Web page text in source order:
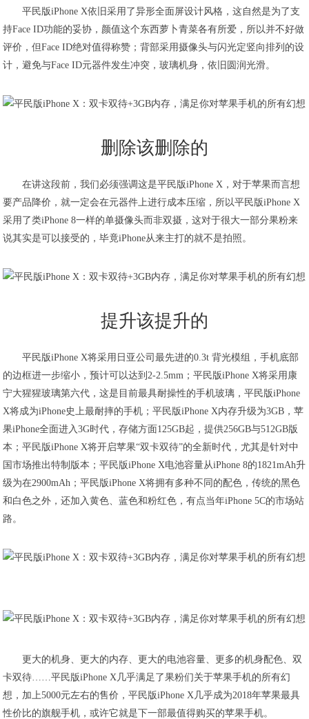
平民版iPhone X依旧采用了异形全面屏设计风格，这自然是为了支
持Face ID功能的妥协，颜值这个东西萝卜青菜各有所爱，所以并不好做
评价，但Face ID绝对值得称赞；背部采用摄像头与闪光定竖向排列的设
计，避免与Face ID元器件发生冲突，玻璃机身，依旧圆润光滑。
删除该删除的
在讲这段前，我们必须强调这是平民版iPhone X，对于苹果而言想
要产品降价，就一定会在元器件上进行成本压缩，所以平民版iPhone X
采用了类iPhone 8一样的单摄像头而非双摄，这对于很大一部分果粉来
说其实是可以接受的，毕竟iPhone从来主打的就不是拍照。
提升该提升的
平民版iPhone X将采用日亚公司最先进的0.3t 背光模组，手机底部
的边框进一步缩小，预计可以达到2-2.5mm；平民版iPhone X将采用康
宁大猩猩玻璃第六代，这是目前最具耐操性的手机玻璃，平民版iPhone
X将成为iPhone史上最耐摔的手机；平民版iPhone X内存升级为3GB，苹
果iPhone全面进入3G时代，存储方面125GB起，提供256GB与512GB版
本；平民版iPhone X将开启苹果“双卡双待”的全新时代，尤其是针对中
国市场推出特制版本；平民版iPhone X电池容量从iPhone 8的1821mAh升
级为在2900mAh；平民版iPhone X将拥有多种不同的配色，传统的黑色
和白色之外，还加入黄色、蓝色和粉红色，有点当年iPhone 5C的市场站
路。
更大的机身、更大的内存、更大的电池容量、更多的机身配色、双
卡双待……平民版iPhone X几乎满足了果粉们关于苹果手机的所有幻
想，加上5000元左右的售价，平民版iPhone X几乎成为2018年苹果最具
性价比的旗舰手机，或许它就是下一部最值得购买的苹果手机。